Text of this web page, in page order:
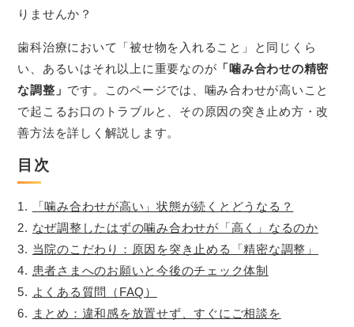
りませんか？
歯科治療において「被せ物を入れること」と同じくら
い、あるいはそれ以上に重要なのが 「噛み合わせの精密
な調整」 です。このページでは、噛み合わせが高いこと
で起こるお口のトラブルと、その原因の突き止め方・改
善方法を詳しく解説します。
目次
「噛み合わせが高い」状態が続くとどうなる？
なぜ調整したはずの噛み合わせが「高く」なるのか
当院のこだわり：原因を突き止める「精密な調整」
患者さまへのお願いと今後のチェック体制
よくある質問（FAQ）
まとめ：違和感を放置せず、すぐにご相談を